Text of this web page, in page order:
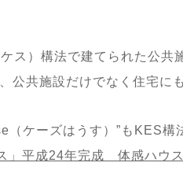
ス）構法で建てられた公
公共施設だけでなく住宅に
（ケーズはうす）”もKES構
」平成24年完成 体感ハウス